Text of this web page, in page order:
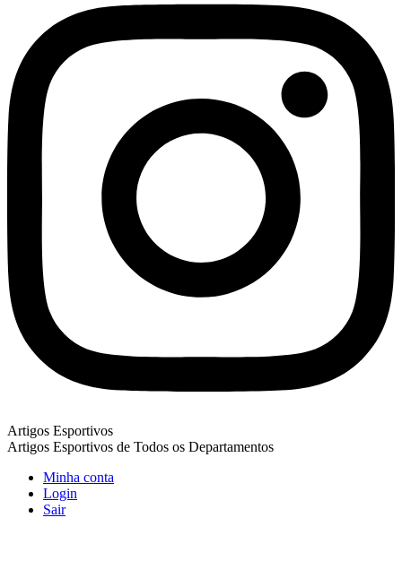
Artigos Esportivos
Artigos Esportivos de Todos os Departamentos
Minha conta
Login
Sair